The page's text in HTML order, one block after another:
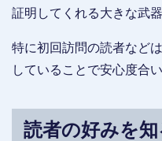
証明してくれる大きな武
特に初回訪問の読者など
していることで安心度合
読者の好みを知